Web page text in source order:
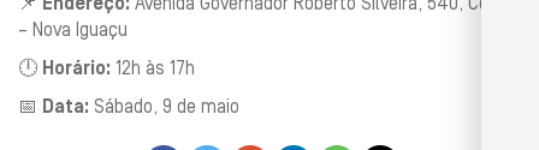
📌 Endereço: Avenida Governador Roberto Silveira, 540, Centro
– Nova Iguaçu
🕛 Horário: 12h às 17h
📅
Data: Sábado, 9 de maio